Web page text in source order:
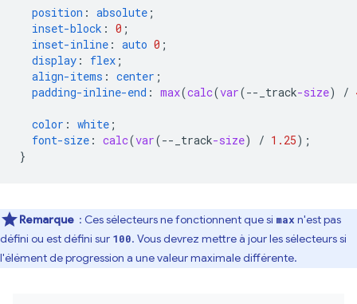
position : absolute ;
inset-block : 0 ;
inset-inline : auto 0 ;
display : flex ;
align-items : center ;
padding-inline-end : max(calc(var(-- _track-size) /
color : white ;
font-size : calc(var(-- _track-size) / 1.25);
}
Remarque : Ces sélecteurs ne fonctionnent que si max n'est pas
défini ou est défini sur 100. Vous devrez mettre à jour les sélecteurs si
l'élément de progression a une valeur maximale différente.